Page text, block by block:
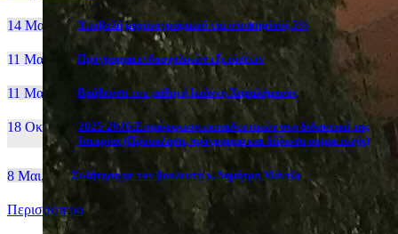
14 Μαι, 26 Yποβολή μηχανογραφικού για υποψηφίους 5%
11 Μαι, 26 Πρόγραμμα ενδοσχολικών εξετάσεων
11 Μαι, 26 Βράβευση του μαθητή Ιωάννη Χαραλάμπους
18 Οκτ, 25
2025-2026:Επιμόρφωση εκπαιδευτικών στη διδακτική της
Ιστορίας (Πρόσκληση, πρόγραμμα και δήλωση συμμετοχής)
8 Μαι, 26 Συζήτηση με τον βουλευτή κ. Δημήτρη Μάντζο
Περισσότερα